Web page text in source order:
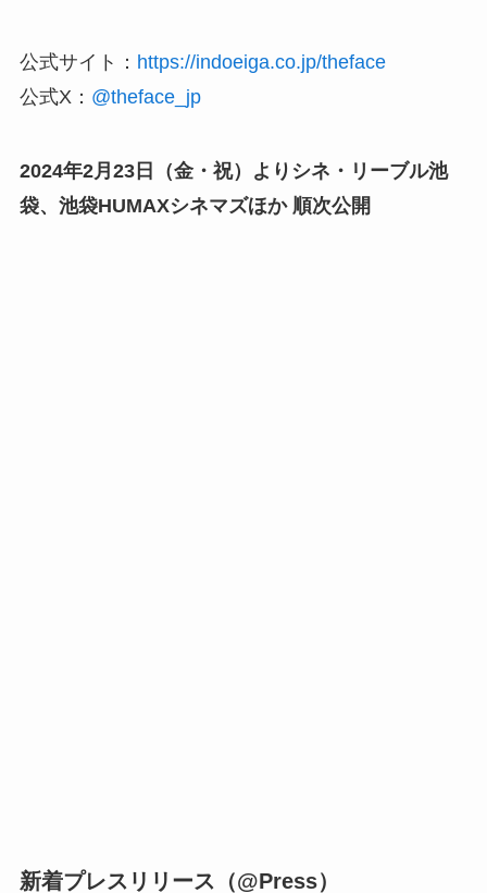
公式サイト： https://indoeiga.co.jp/theface
公式X： @theface_jp
2024年2月23日（金・祝）よりシネ・リーブル池
袋、池袋HUMAXシネマズほか 順次公開
新着プレスリリース（@Press）